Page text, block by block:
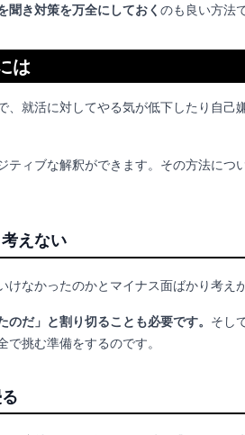
聞き対策を万全にしておく のも良い方法
は
、就活に対してやる気が低下したり自己
ティブな解釈ができます。その方法につ
えない
なかったのかとマイナス面ばかり考え
のだ」と割り切ることも必要です。 そし
挑む準備をするのです。